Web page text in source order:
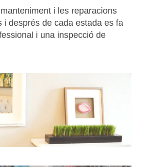
i les reparacions
i després de cada estada es fa
i una inspecció de